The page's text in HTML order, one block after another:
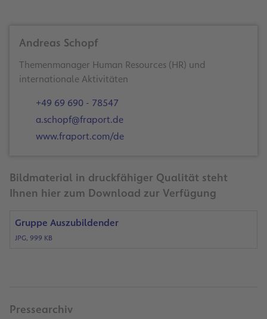
Andreas Schopf
Themenmanager Human Resources (HR) und
+49 69 690 - 78547
a.schopf@fraport.de
www.fraport.com/de
Bildmaterial in druckfähiger Qualität steht
Ihnen hier zum Download zur Verfügung
Gruppe Auszubildender
JPG, 999 KB
Pressearchiv